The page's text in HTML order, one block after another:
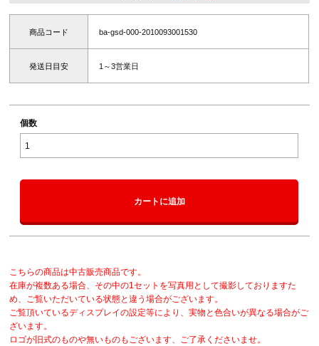
商品コード ba-gsd-000-2010093001530
発送日目安 1～3営業日
個数
カートに追加
こちらの商品は中古販売商品です。
在庫が複数ある場合、その中の1セットを写真用として撮影しておりますた
め、ご覧いただいている状態と違う場合がございます。
ご覧頂いているディスプレイの設定等により、実物と色合いが異なる場合がご
ざいます。
ロゴが旧式のものや無いものもございます、ご了承くださいませ。